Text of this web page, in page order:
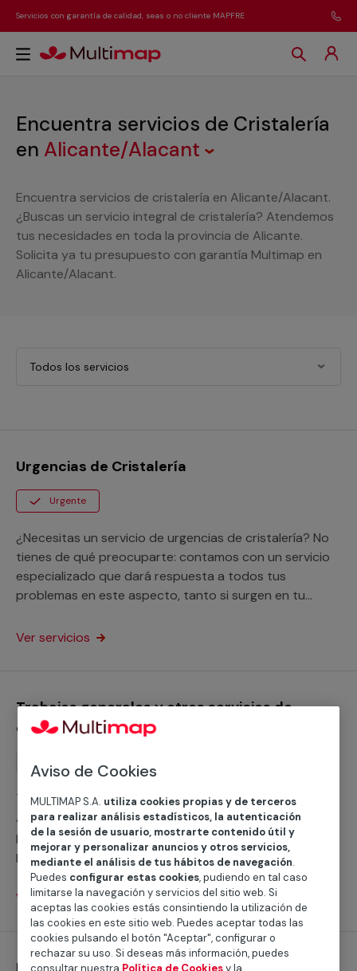
Servicios con garantía de calidad, seas o no cliente MAPFRE
Encuentra servicios de Cristalería
en Alicante/Alacant
Encuentra servicios de cristalería en Alicante/Alacant.
¿Buscas un servicio integral de cristalería? Atendemos
tus necesidades en toda la provincia de Alicante.
Solicita ya tu presupuesto con garantía Multimap en
Alicante/Alacant.
Todos los servicios
Urgencias de Cristalería
Urgente
¿Necesitas un servicio de urgencias de cristalería? No
tienes de qué preocuparte: contamos con un servicio
especializado que dará respuesta a todos tus
problemas en este aspecto, tanto si surgen en tu
Ver servicios
Trabajos generales y otros servicios de
cristalería
Trabajos generales y otros servicios de cristalería en
Alicante/Alacant. ¿Problemas con tus cristales? No te
preocupes, estamos aquí para ayudarte. Contáctanos
para obtener servicios de reparación y reemplazo
profesionales. Con Multimap obtendrás los mejores
servicios en Alicante/Alacant, contamos con
profesionales que prestan servicios de Cristalería en
toda la provincia de Alicante.
Ver servicios
Aviso de Cookies
MULTIMAP S.A. utiliza cookies propias y de terceros
para realizar análisis estadísticos, la autenticación
de la sesión de usuario, mostrarte contenido útil y
mejorar y personalizar anuncios y otros servicios,
mediante el análisis de tus hábitos de navegación.
Puedes configurar estas cookies, pudiendo en tal caso
limitarse la navegación y servicios del sitio web. Si
aceptas las cookies estás consintiendo la utilización de
las cookies en este sitio web. Puedes aceptar todas las
cookies pulsando el botón "Aceptar", configurar o
rechazar su uso. Si deseas más información, puedes
consultar nuestra Política de Cookiesy la